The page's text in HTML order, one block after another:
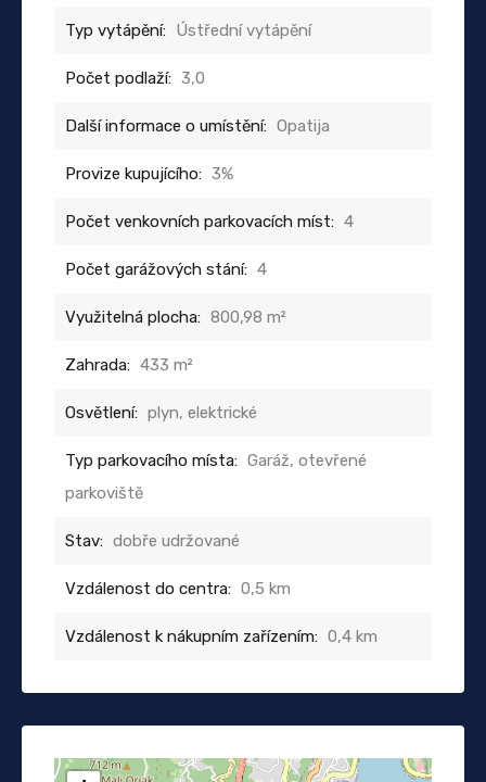
Typ vytápění: Ústřední vytápění
Počet podlaží: 3,0
Další informace o umístění: Opatija
Provize kupujícího: 3%
Počet venkovních parkovacích míst: 4
Počet garážových stání: 4
Využitelná plocha: 800,98 m²
Zahrada: 433 m²
Osvětlení: plyn, elektrické
Typ parkovacího místa: Garáž, otevřené
parkoviště
Stav: dobře udržované
Vzdálenost do centra: 0,5 km
Vzdálenost k nákupním zařízením: 0,4 km